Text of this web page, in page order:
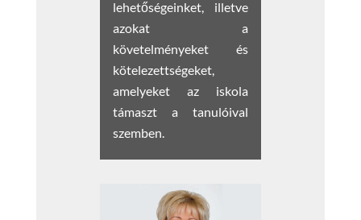
lehetőségeinket, illetve
azokat a
követelményeket és
kötelezettségeket,
amelyeket az iskola
támaszt a tanulóival
szemben.